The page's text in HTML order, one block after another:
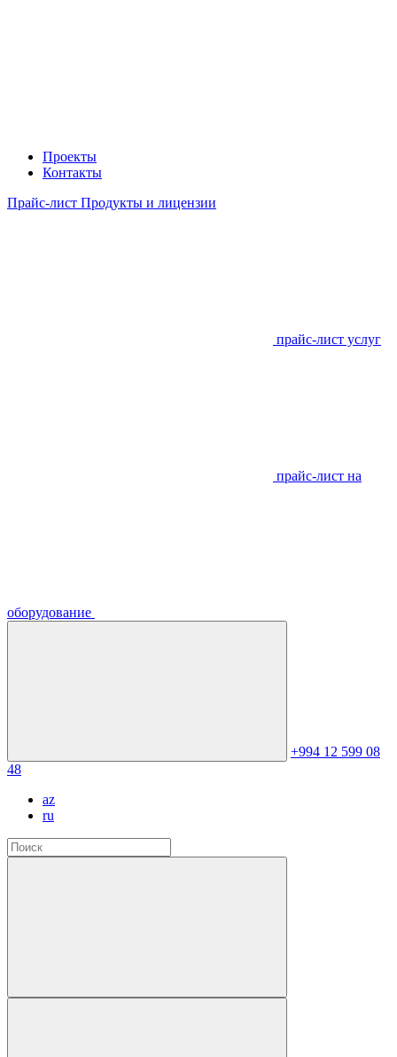
Проекты
Контакты
Прайс-лист Продукты и лицензии
прайс-лист услуг
прайс-лист на
оборудование
+994 12 599 08
48
az
ru